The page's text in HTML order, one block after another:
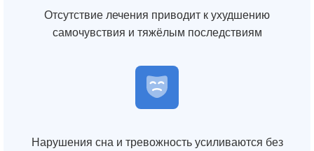
Отсутствие лечения приводит к ухудшению
самочувствия и тяжёлым последствиям
Нарушения сна и тревожность усиливаются без